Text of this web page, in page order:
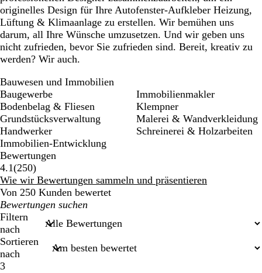
originelles Design für Ihre Autofenster-Aufkleber Heizung,
Lüftung & Klimaanlage zu erstellen. Wir bemühen uns
darum, all Ihre Wünsche umzusetzen. Und wir geben uns
nicht zufrieden, bevor Sie zufrieden sind. Bereit, kreativ zu
werden? Wir auch.
Bauwesen und Immobilien
Baugewerbe
Bodenbelag & Fliesen
Grundstücksverwaltung
Handwerker
Immobilien-Entwicklung
Immobilienmakler
Klempner
Malerei & Wandverkleidung
Schreinerei & Holzarbeiten
Bewertungen
4.1(250250
Bewertungen
)
Wie wir Bewertungen sammeln und präsentieren
Von 250 Kunden bewertet
Meine
Sucheingaben
Filtern
nach
Sortieren
nach
3